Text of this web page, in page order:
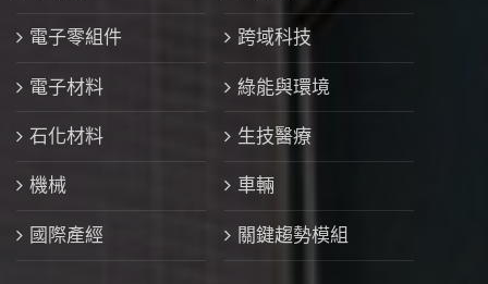
電子零組件 跨域科技
電子材料 綠能與環境
石化材料 生技醫療
機械 車輛
國際產經 關鍵趨勢模組